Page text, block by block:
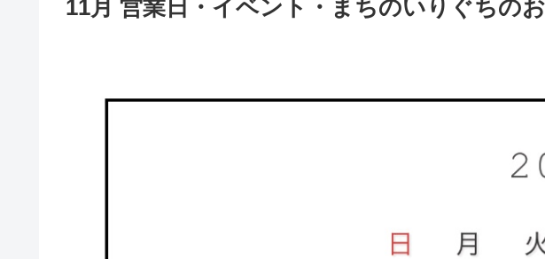
11月 営業日・イベント・まちのいりぐちの